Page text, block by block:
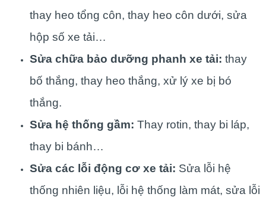
thay heo tổng côn, thay heo côn dưới, sửa
hộp số xe tải…
Sửa chữa bảo dưỡng phanh xe tải: thay
bố thắng, thay heo thắng, xử lý xe bị bó
thắng.
Sửa hệ thống gầm: Thay rotin, thay bi láp,
thay bi bánh…
Sửa các lỗi động cơ xe tải: Sửa lỗi hệ
thống nhiên liệu, lỗi hệ thống làm mát, sửa lỗi